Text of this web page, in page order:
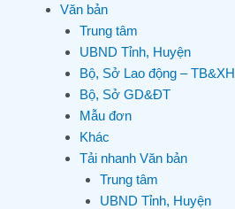
Văn bản
Trung tâm
UBND Tỉnh, Huyện
Bộ, Sở Lao động – TB&XH
Bộ, Sở GD&ĐT
Mẫu đơn
Khác
Tải nhanh Văn bản
Trung tâm
UBND Tỉnh, Huyện